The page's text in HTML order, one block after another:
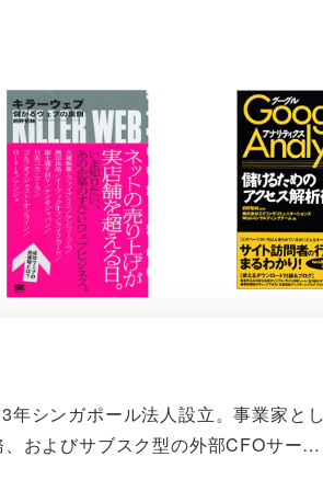
シンガポール法人設立。事業家と
およびサブスク型の外部CFOサー…